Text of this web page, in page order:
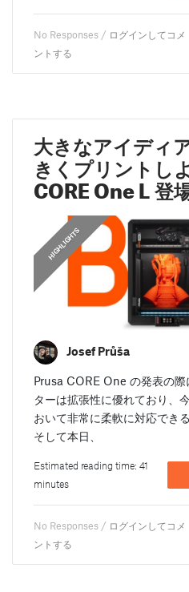
No Responses / ログインしてコメ
ントする
大きなアイディ
きくプリントし
CORE One L 登
FEATURED
HIGHLIGHTS
Josef Průša
Prusa CORE One の発表の際
ターは拡張性に優れており、
おいて非常に柔軟に対応でき
そして本日、
Estimated reading time: 41
minutes
No Responses / ログインしてコメ
ントする